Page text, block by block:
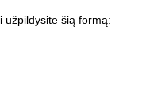
užpildysite šią formą: